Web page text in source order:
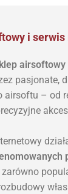
i serwis
airsoftowy
pasjonate,
airsoftu – od